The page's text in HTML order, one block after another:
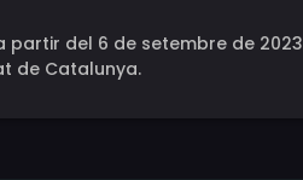
del 6 de setembre de 2023
de Catalunya.